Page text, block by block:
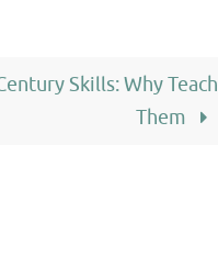
Skills: Why Teach
Them